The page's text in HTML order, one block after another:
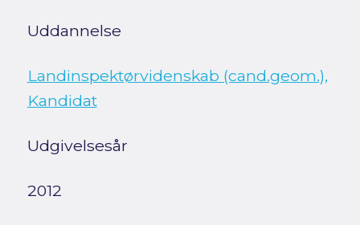
Uddannelse
Landinspektørvidenskab (cand.geom.),
Kandidat
Udgivelsesår
2012